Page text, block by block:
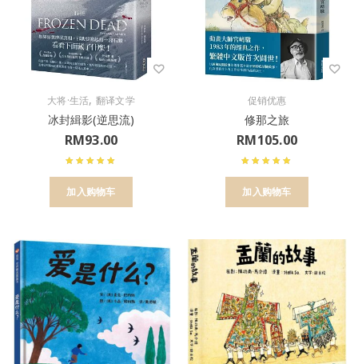
大将·生活, 翻译文学
冰封緝影(逆思流)
RM93.00
加入购物车
促销优惠
修那之旅
RM105.00
加入购物车